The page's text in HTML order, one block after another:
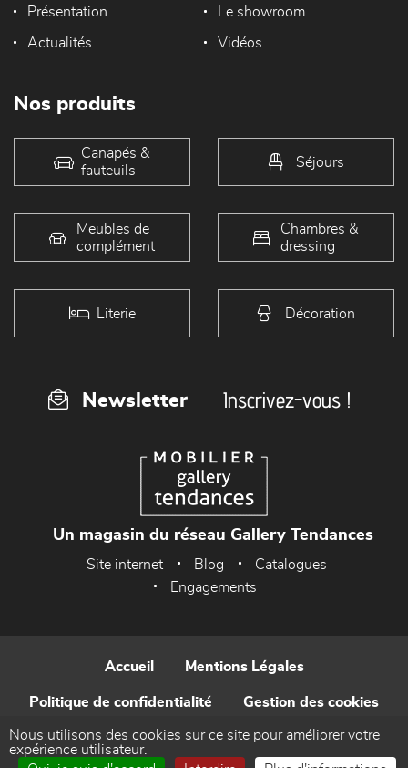
Présentation Le showroom
Actualités Vidéos
Nos produits
Canapés &
fauteuils
Séjours
Meubles de
complément
Chambres &
dressing
Literie Décoration
Newsletter Inscrivez-vous !
Un magasin du réseau Gallery Tendances
Site internet Blog
Catalogues
Engagements
Accueil Mentions Légales
Politique de confidentialité Gestion des cookies
Contact
Nous utilisons des cookies sur ce site pour améliorer votre
expérience utilisateur.